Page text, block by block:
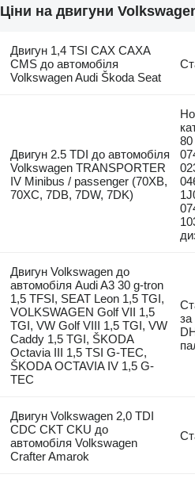
Ціни на двигуни
Двигун 1,4 TSI CAX CAXA
CMS до автомобіля
Volkswagen Audi Škoda Seat
Двигун 2.5 TDI до автомобіля
Volkswagen TRANSPORTER
IV Minibus / passenger (70XB,
70XC, 7DB, 7DW, 7DK)
Двигун Volkswagen до
автомобіля Audi A3 30 g-tron
1,5 TFSI, SEAT Leon 1,5 TGI,
VOLKSWAGEN Golf VII 1,5
TGI, VW Golf VIII 1,5 TGI, VW
Caddy 1,5 TGI, ŠKODA
Octavia III 1,5 TSI G-TEC,
ŠKODA OCTAVIA IV 1,5 G-
TEC
за
Двигун Volkswagen 2,0 TDI
CDC CKT CKU до
автомобіля Volkswagen
Crafter Amarok